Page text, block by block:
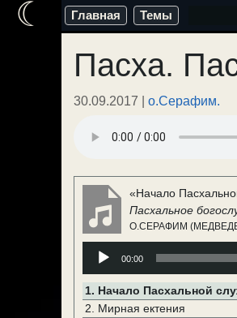
Перейти
содержимому
Главная Темы
Пасха.
30.09.2017 | о.Серафим.
«Начало
Пасхальное
О.СЕРАФИМ
Аудиоплеер
00:00
1. Начало Пасхальной
2. Мирная ектения
☾